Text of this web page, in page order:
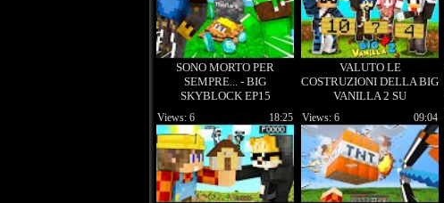
SONO MORTO PER
SEMPRE... - BIG
SKYBLOCK EP15
VALUTO LE
COSTRUZIONI DELLA BIG
VANILLA 2 SU
MINECRAFT!
18:25
Views: 6 09:04
Views: 6